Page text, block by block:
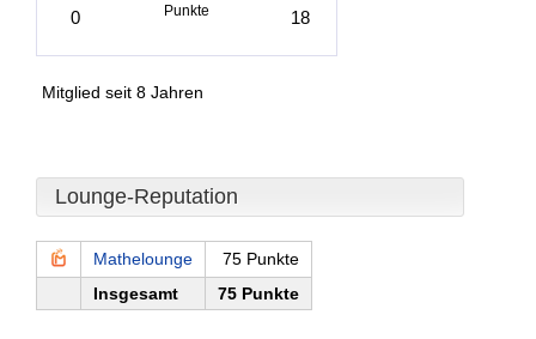
0 Punkte 18
Mitglied seit 8 Jahren
Lounge-Reputation
Mathelounge
75 Punkte
Insgesamt
75 Punkte